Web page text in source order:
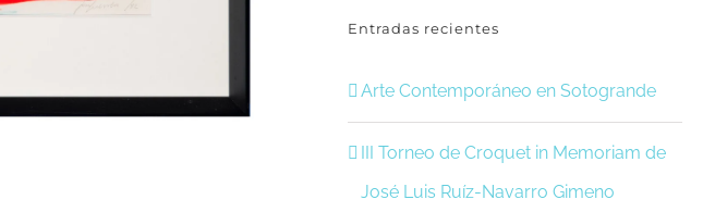
Entradas recientes
Arte Contemporáneo en Sotogrande
III Torneo de Croquet in Memoriam de
José Luis Ruíz-Navarro Gimeno